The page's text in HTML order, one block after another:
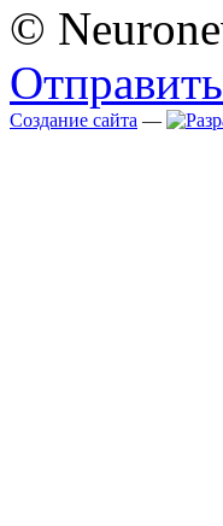
©
Создание сайта —